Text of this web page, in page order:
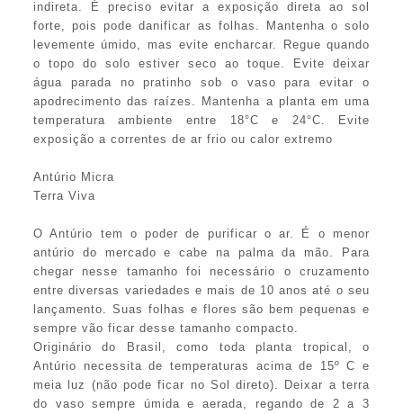
indireta. É preciso evitar a exposição direta ao sol
forte, pois pode danificar as folhas. Mantenha o solo
levemente úmido, mas evite encharcar. Regue quando
o topo do solo estiver seco ao toque. Evite deixar
água parada no pratinho sob o vaso para evitar o
apodrecimento das raízes. Mantenha a planta em uma
temperatura ambiente entre 18°C e 24°C. Evite
exposição a correntes de ar frio ou calor extremo
Antúrio Micra
Terra Viva
O Antúrio tem o poder de purificar o ar. É o menor
antúrio do mercado e cabe na palma da mão. Para
chegar nesse tamanho foi necessário o cruzamento
entre diversas variedades e mais de 10 anos até o seu
lançamento. Suas folhas e flores são bem pequenas e
sempre vão ficar desse tamanho compacto.
Originário do Brasil, como toda planta tropical, o
Antúrio necessita de temperaturas acima de 15º C e
meia luz (não pode ficar no Sol direto). Deixar a terra
do vaso sempre úmida e aerada, regando de 2 a 3